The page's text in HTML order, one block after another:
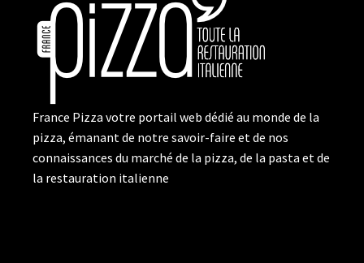
France Pizza votre portail web dédié au monde de la
pizza, émanant de notre savoir-faire et de nos
connaissances du marché de la pizza, de la pasta et de
la restauration italienne